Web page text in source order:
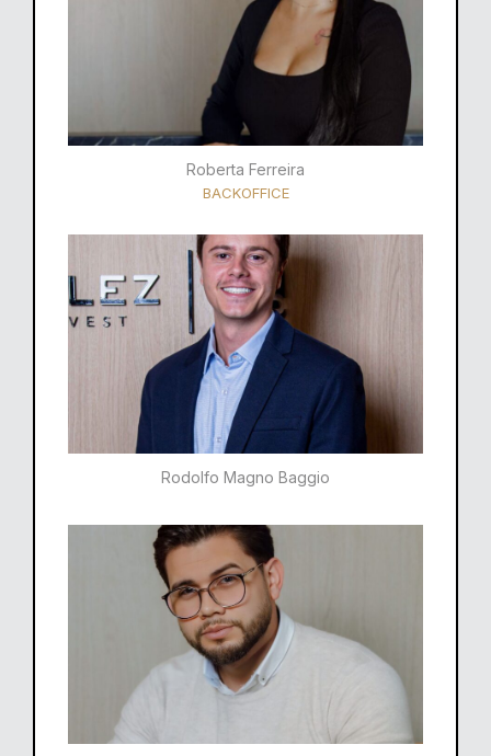
Roberta Ferreira
BACKOFFICE
Rodolfo Magno Baggio​​